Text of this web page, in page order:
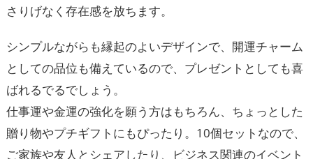
さりげなく存在感を放ちます。
シンプルながらも縁起のよいデザインで、開運チャーム
としての品位も備えているので、プレゼントとしても喜
ばれるでるでしょう。
仕事運や金運の強化を願う方はもちろん、ちょっとした
贈り物やプチギフトにもぴったり。10個セットなので、
ご家族や友人とシェアしたり、ビジネス関連のイベント